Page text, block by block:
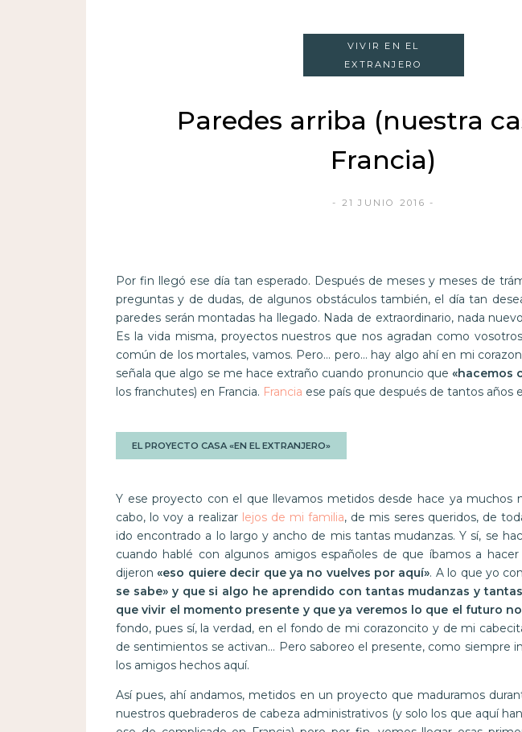
VIVIR EN EL
EXTRANJERO
Paredes arriba (nuestra
Francia)
21 JUNIO 2016
Por fin llegó ese día tan esperado. Después de meses y meses de
preguntas y de dudas, de algunos obstáculos también, el día tan
paredes serán montadas ha llegado. Nada de extraordinario, nada
Es la vida misma, proyectos nuestros que nos agradan como
común de los mortales, vamos. Pero… pero… hay algo ahí en mi
señala que algo se me hace extraño cuando pronuncio que «hacemos
los franchutes) en Francia. Francia ese país que después de tantos años
EL PROYECTO CASA «EN EL EXTRANJERO»
Y ese proyecto con el que llevamos metidos desde hace ya muchos
cabo, lo voy a realizar lejos de mi familia, de mis seres queridos, de
ido encontrado a lo largo y ancho de mis tantas mudanzas. Y sí, se
cuando hablé con algunos amigos españoles de que íbamos a
dijeron«eso quiere decir que ya no vuelves por aquí». A lo que yo
se sabe» y que si algo he aprendido con tantas mudanzas y
que vivir el momento presente y que ya veremos lo que el futuro
fondo, pues sí, la verdad, en el fondo de mi corazoncito y de mi
de sentimientos se activan… Pero saboreo el presente, como siempre
los amigos hechos aquí.
Así pues, ahí andamos, metidos en un proyecto que maduramos
nuestros quebraderos de cabeza administrativos (y solo los que aquí